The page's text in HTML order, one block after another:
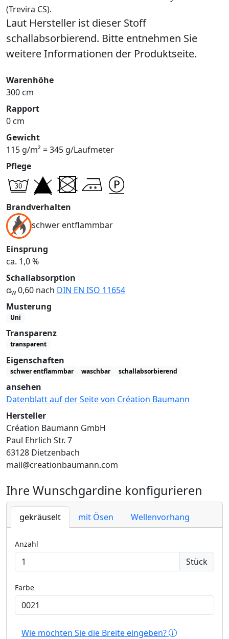
(Trevira CS).
Laut Hersteller ist dieser Stoff
schallabsorbierend. Bitte entnehmen Sie
weitere Informationen der Produktseite.
Warenhöhe
300 cm
Rapport
0 cm
Gewicht
115 g/m² = 345 g/Laufmeter
Pflege
Brandverhalten
schwer entflammbar
Einsprung
ca. 1,0 %
Schallabsorption
αw0,60 nach DIN EN ISO 11654
Musterung
Uni
Transparenz
transparent
Eigenschaften
schwer entflammbar waschbar schallabsorbierend
ansehen
Datenblatt auf der Seite von Création Baumann
Hersteller
Création Baumann GmbH
Paul Ehrlich Str. 7
63128 Dietzenbach
mail@creationbaumann.com
Ihre Wunschgardine konfigurieren
gekräuselt mit Ösen Wellenvorhang
Anzahl
Stück
Farbe
Wie möchten Sie die Breite eingeben?